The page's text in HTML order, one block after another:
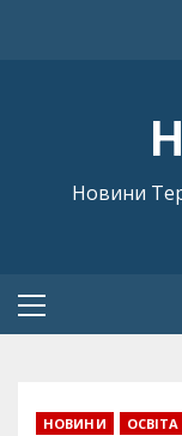
Новини
Primary
НОВИНИ ОСВІТА